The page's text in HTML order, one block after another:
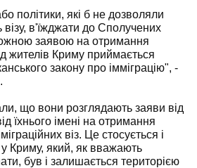
політики, які б не дозволяли
в'їжджати до Сполучених
заявою на отримання
жителів Криму приймається
закону про імміграцію", -
що вони розглядають заяви від
їхнього імені на отримання
віз. Це стосується і
у Криму, який, як вважають
був і залишається територією